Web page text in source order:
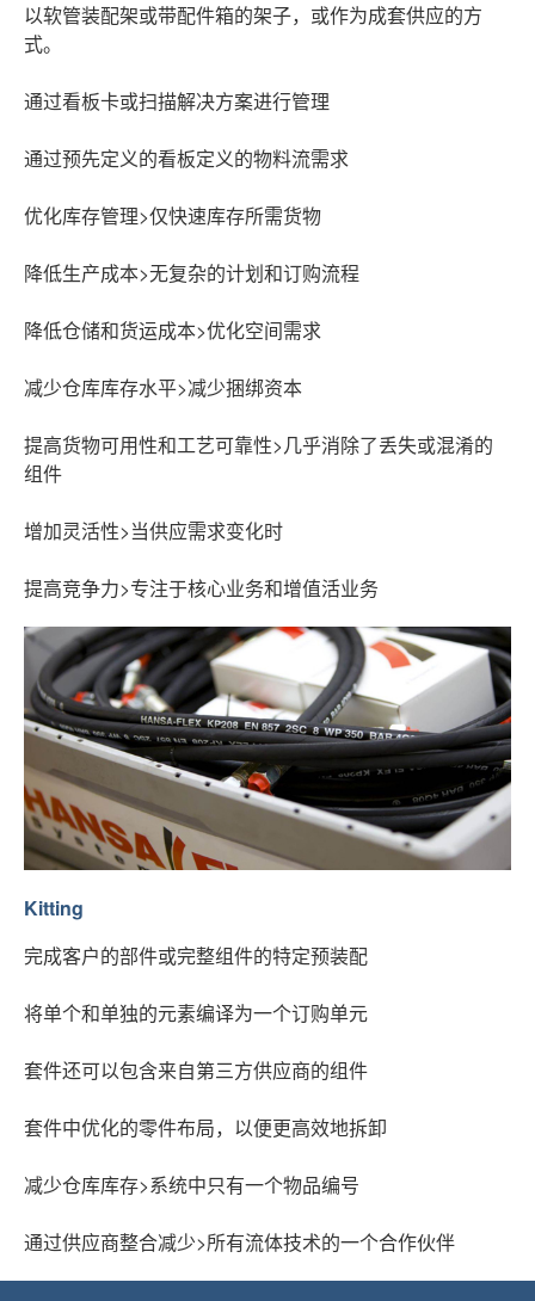
以软管装配架或带配件箱的架子，或作为成套供应的方
式。
通过看板卡或扫描解决方案进行管理
通过预先定义的看板定义的物料流需求
优化库存管理>仅快速库存所需货物
降低生产成本>无复杂的计划和订购流程
降低仓储和货运成本>优化空间需求
减少仓库库存水平>减少捆绑资本
提高货物可用性和工艺可靠性>几乎消除了丢失或混淆的
组件
增加灵活性>当供应需求变化时
提高竞争力>专注于核心业务和增值活业务
Kitting
完成客户的部件或完整组件的特定预装配
将单个和单独的元素编译为一个订购单元
套件还可以包含来自第三方供应商的组件
套件中优化的零件布局，以便更高效地拆卸
减少仓库库存>系统中只有一个物品编号
通过供应商整合减少>所有流体技术的一个合作伙伴